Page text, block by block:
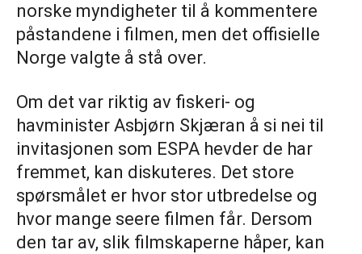
norske myndigheter til å kommentere
påstandene i filmen, men det offisielle
Norge valgte å stå over.
Om det var riktig av fiskeri- og
havminister Asbjørn Skjæran å si nei til
invitasjonen som ESPA hevder de har
fremmet, kan diskuteres. Det store
spørsmålet er hvor stor utbredelse og
hvor mange seere filmen får. Dersom
den tar av, slik filmskaperne håper, kan